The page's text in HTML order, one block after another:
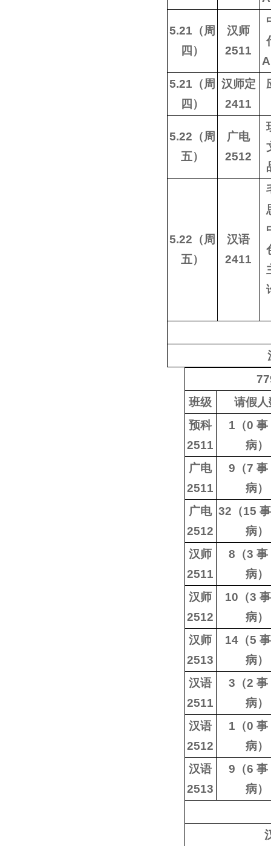
5.21（周
四）
汉师
2511
5.21（周
四）
汉师定
2411
5.22（周
五）
广电
2512
5.22（周
五）
汉语
2411
班级
请假人
预科
2511
1（0 事
病）
广电
2511
9（7 事
病）
广电
2512
32（15
病）
汉师
2511
8（3 事
病）
汉师
2512
10（3
病）
汉师
2513
14（5
病）
汉语
2511
3（2 事
病）
汉语
2512
1（0 事
病）
汉语
2513
9（6 事
病）